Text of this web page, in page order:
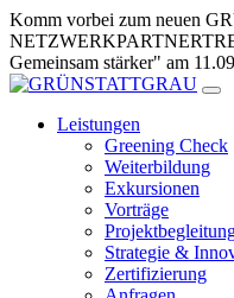
Zum
Inhalt
springen
Komm vorbei zum neuen
Gemeinsam stärker" am
Leistungen
Greening Check
Weiterbildung
Exkursionen
Vorträge
Strategie &
Zertifizierung